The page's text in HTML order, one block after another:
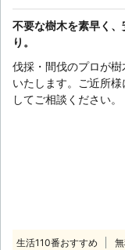
不要な樹木を素早く
り。
伐採・間伐のプロが
いたします。ご近所
してご相談ください。
生活110番おすすめ